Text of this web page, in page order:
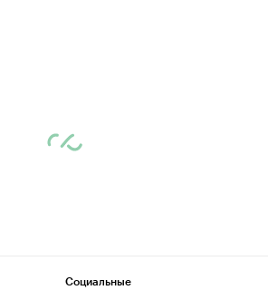
Социальные